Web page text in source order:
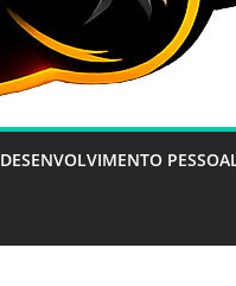
DESENVOLVIMENTO